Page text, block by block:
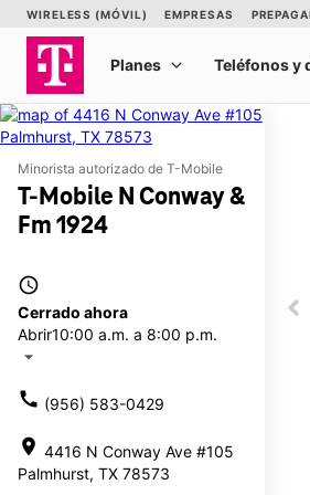
Minorista autorizado de T-Mobile
T-Mobile N Conway &
Fm 1924
access_time
Cerrado ahora
Abrir10:00 a.m. a 8:00 p.m.
arrow_drop_down
call (956) 583-0429
location_on 4416 N Conway Ave #105
Palmhurst, TX 78573